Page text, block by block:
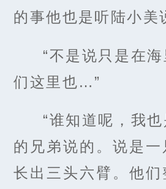
的事他也是听陆小美
“不是说只是在
们这里也…”
“谁知道呢，我
的兄弟说的。说是一
长出三头六臂。他